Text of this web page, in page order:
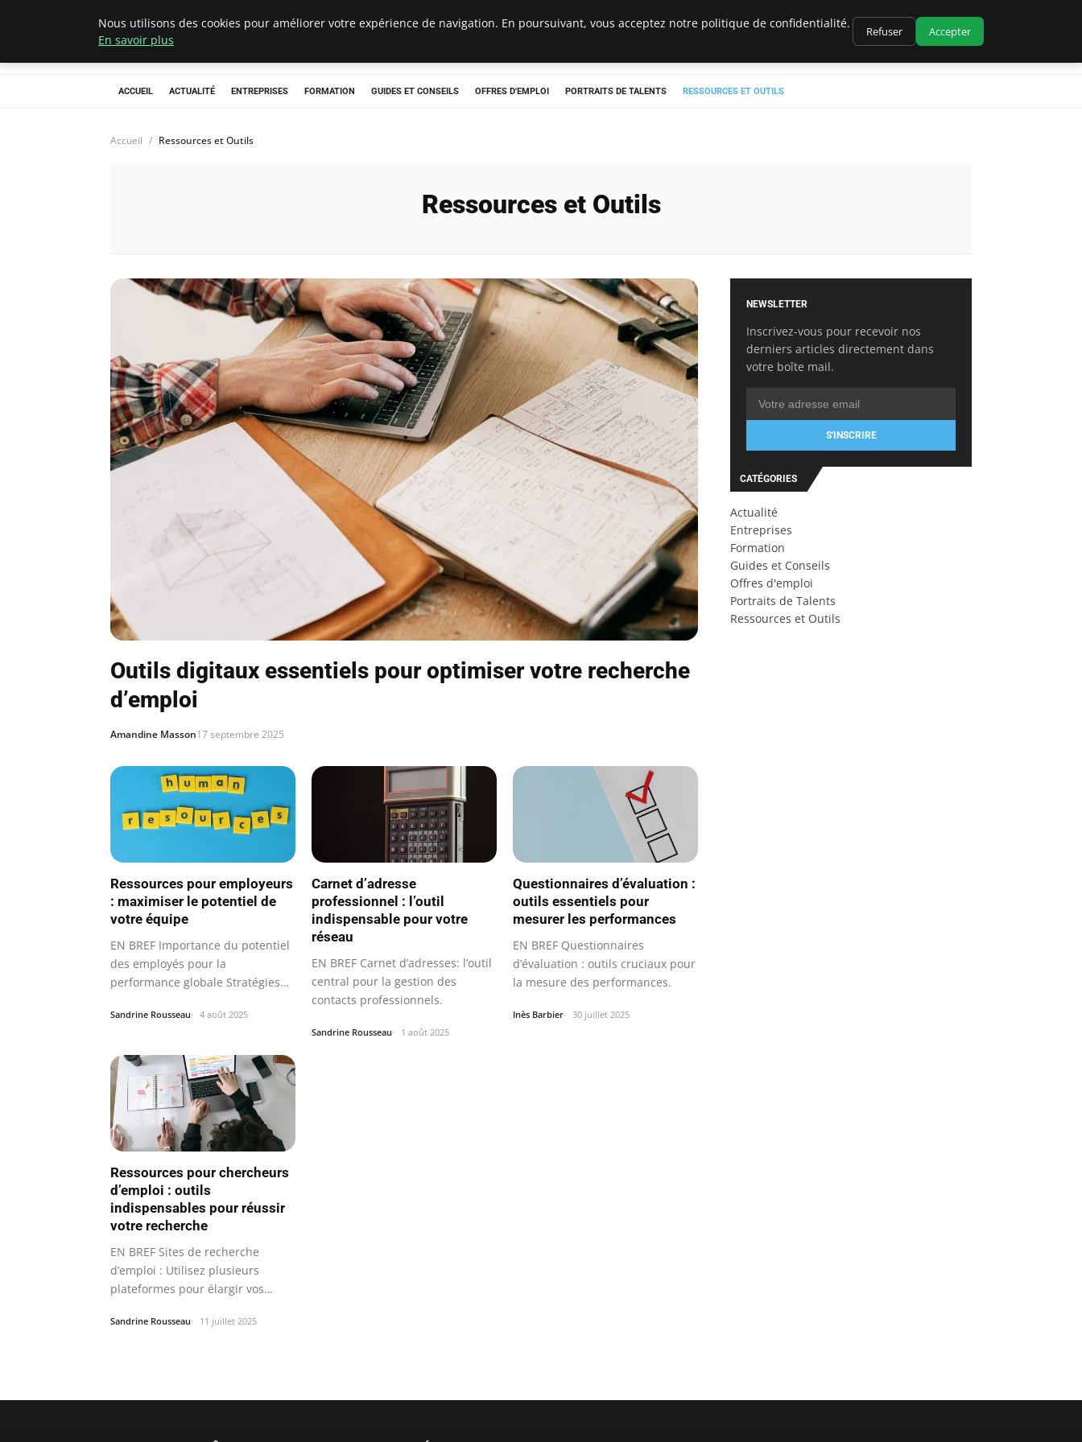
Chasseur De Tête
ACCUEIL ACTUALITÉ ENTREPRISES FORMATION GUIDES ET CONSEILS OFFRES D'EMPLOI PORTRAITS DE TALENTS RESSOURCES ET OUTILS
Accueil Ressources et Outils
Ressources et Outils
Outils digitaux essentiels pour optimiser votre recherche
d’emploi
Amandine Masson17 septembre 2025
Ressources pour employeurs
: maximiser le potentiel de
votre équipe
EN BREF Importance du potentiel
des employés pour la
performance globale Stratégies
Sandrine Rousseau 4 août 2025
Carnet d’adresse
professionnel : l’outil
indispensable pour votre
réseau
EN BREF Carnet d’adresses: l’outil
central pour la gestion des
contacts professionnels.
Sandrine Rousseau 1 août 2025
Questionnaires d’évaluation :
outils essentiels pour
mesurer les performances
EN BREF Questionnaires
d’évaluation : outils cruciaux pour
la mesure des performances.
Inès Barbier 30 juillet 2025
Ressources pour chercheurs
d’emploi : outils
indispensables pour réussir
votre recherche
EN BREF Sites de recherche
d’emploi : Utilisez plusieurs
plateformes pour élargir vos
Sandrine Rousseau 11 juillet 2025
NEWSLETTER
Inscrivez-vous pour recevoir nos
derniers articles directement dans
votre boîte mail.
S'INSCRIRE
CATÉGORIES
Actualité
Entreprises
Formation
Guides et Conseils
Offres d'emploi
Portraits de Talents
Ressources et Outils
Nous utilisons des cookies pour améliorer votre expérience de navigation. En poursuivant, vous acceptez notre politique de confidentialité.
En savoir plus
Refuser Accepter